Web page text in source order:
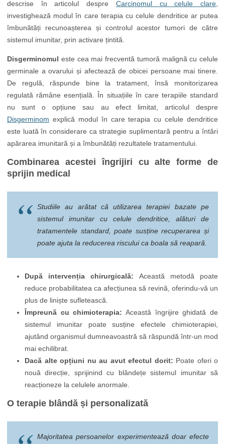
descrise în articolul despre Carcinomul cu celule clare
investighează modul în care terapia cu celule dendritice ar putea
îmbunătăți recunoașterea și controlul acestor tumori de către
sistemul imunitar, prin activare țintită.
Disgerminomul este cea mai frecventă tumoră malignă cu celule
germinale a ovarului și afectează de obicei persoane mai tinere.
De regulă, răspunde bine la tratament, însă monitorizarea
regulată rămâne esențială. În situațiile în care terapiile standard
nu sunt o opțiune sau au efect limitat, articolul despre
Disgerminom explică modul în care terapia cu celule dendritice
este luată în considerare ca strategie suplimentară pentru a întări
apărarea imunitară și a îmbunătăți rezultatele tratamentului.
Combinarea acestei îngrijiri cu alte forme de
sprijin medical
Studiile au arătat că utilizarea terapiei bazate pe
sistemul imunitar cu celule dendritice, alături de
tratamentele standard, poate susține recuperarea și
poate ajuta la reducerea riscului ca boala să reapară.
După intervenția chirurgicală: Această metodă poate
reduce probabilitatea ca afecțiunea să revină, oferindu-vă un
plus de liniște sufletească.
Împreună cu chimioterapia: Această îngrijire ghidată de
sistemul imunitar poate susține efectele chimioterapiei,
ajutând organismul dumneavoastră să răspundă într-un mod
mai echilibrat.
Dacă alte opțiuni nu au avut efectul dorit: Poate oferi o
nouă direcție, sprijinind cu blândețe sistemul imunitar să
reacționeze la celulele anormale.
O terapie blândă și personalizată
Majoritatea persoanelor experimentează doar efecte